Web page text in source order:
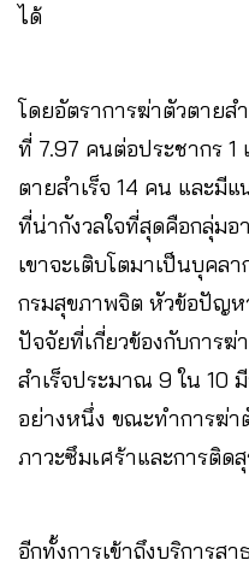
ได้
โดยอัตราการฆ่าตัวตายส
ที่ 7.97 คนต่อประชากร
ตายสำเร็จ 14 คน และมี
ที่น่ากังวลใจที่สุดคือกลุ่ม
เขาจะเติบโตมาเป็นบุคล
กรมสุขภาพจิต หัวข้อปัญห
ปัจจัยที่เกี่ยวข้องกับการฆ่
สำเร็จประมาณ 9 ใน 10
อย่างหนึ่ง ขณะทำการฆ่า
ภาวะซึมเศร้าและการติดสุ
อีกทั้งการเข้าถึงบริการส